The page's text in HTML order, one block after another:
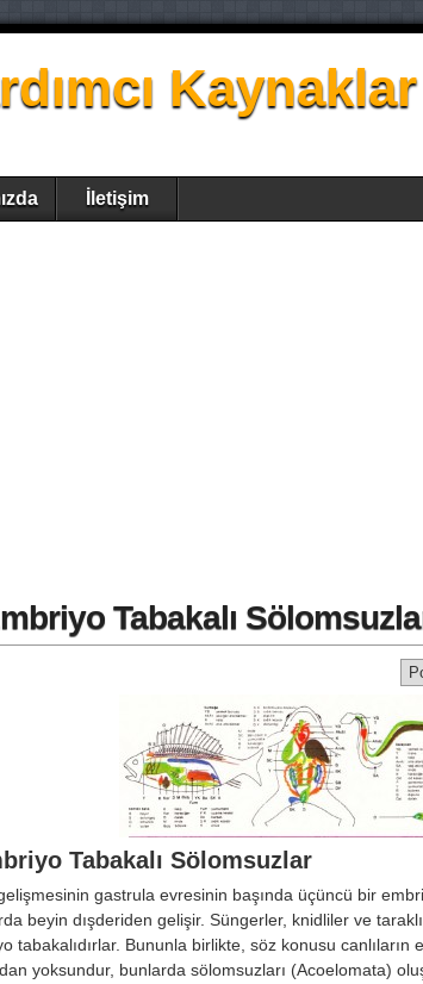
Kaynaklar
İletişim
Tabakalı
Tabakalı Sölomsuzlar
gastrula evresinin başında üçüncü bir
beyin dışderiden gelişir. Süngerler, knidliler ve
tabakalıdırlar. Bununla birlikte, söz konusu canlıların
yoksundur, bunlarda sölomsuzları (Acoelomata)